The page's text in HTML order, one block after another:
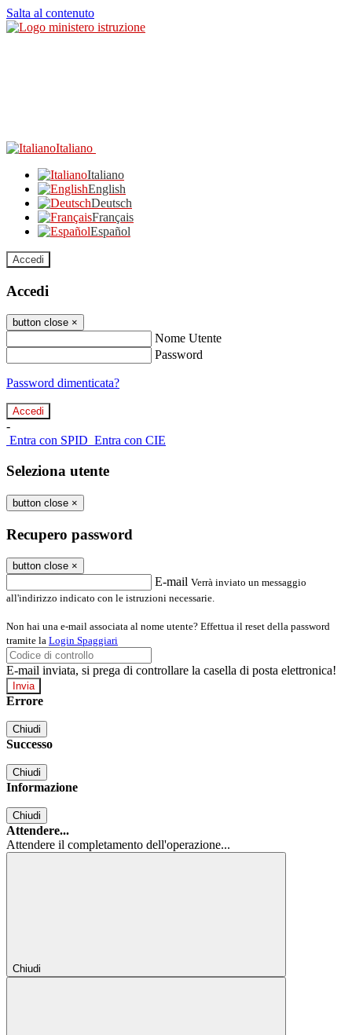
Salta al contenuto
Italiano
Italiano
English
Deutsch
Français
Español
Accedi
Accedi
button close ×
Nome Utente
Password
Password dimenticata?
-
Entra con SPID Entra con CIE
Seleziona utente
button close ×
Recupero password
button close ×
E-mail Verrà inviato un messaggio
all'indirizzo indicato con le istruzioni necessarie.
Non hai una e-mail associata al nome utente? Effettua il reset della password
tramite la Login Spaggiari
E-mail inviata, si prega di controllare la casella di posta elettronica!
Errore
Chiudi
Successo
Chiudi
Informazione
Chiudi
Attendere...
Attendere il completamento dell'operazione...
Chiudi